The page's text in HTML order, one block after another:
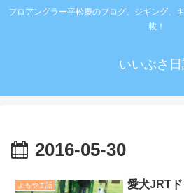
プロアングラー平松慶のブログ。ジギング、
載！
いいぶさ
2016-05-30
よもやま話 愛犬JRT